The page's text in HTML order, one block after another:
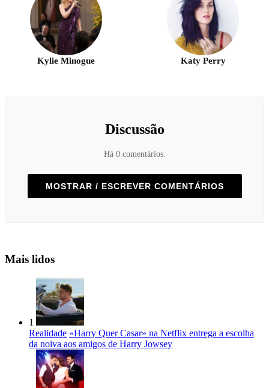
Kylie Minogue Katy Perry
Discussão
Há 0 comentários.
MOSTRAR / ESCREVER COMENTÁRIOS
Mais lidos
1
Realidade «Harry Quer Casar» na Netflix entrega a escolha
da noiva aos amigos de Harry Jowsey